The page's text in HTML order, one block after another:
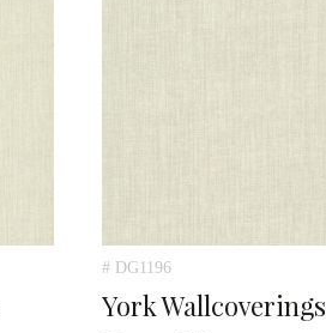
# DG1196
York Wallcoverings